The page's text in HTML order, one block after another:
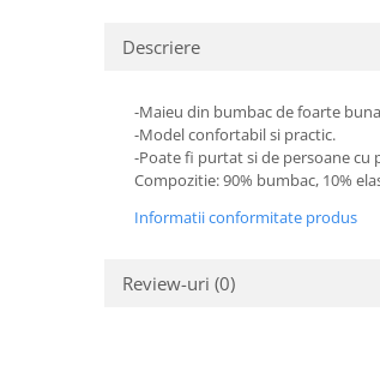
Descriere
-Maieu din bumbac de foarte
-Model confortabil si practic.
-Poate fi purtat si de persoane cu
Compozitie: 90% bumbac, 10%
Informatii conformitate produs
Review-uri (0)